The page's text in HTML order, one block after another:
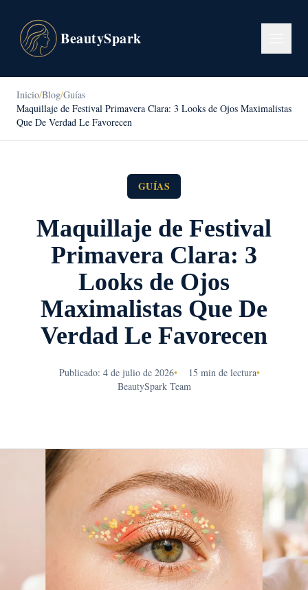
BeautySpark
Inicio/Blog/Guías
Maquillaje de Festival Primavera Clara: 3 Looks de Ojos Maximalistas
Que De Verdad Le Favorecen
GUÍAS
Maquillaje de Festival
Primavera Clara: 3
Looks de Ojos
Maximalistas Que De
Verdad Le Favorecen
Publicado: 4 de julio de 2026• 15 min de lectura•
BeautySpark Team